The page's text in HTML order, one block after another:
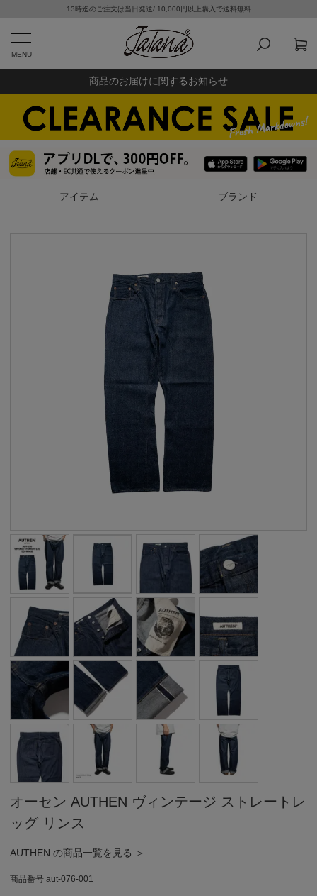
13時迄のご注文は当日発送/ 10,000円以上購入で送料無料
MENU
商品のお届けに関するお知らせ
アイテム ブランド
オーセン AUTHEN ヴィンテージ ストレートレ
ッグ リンス
AUTHEN の商品一覧を見る ＞
商品番号 aut-076-001